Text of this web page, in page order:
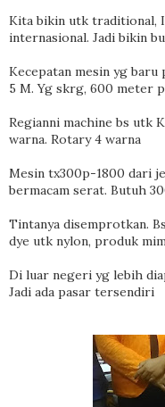
Kita bikin utk traditional,
internasional. Jadi bikin
Kecepatan mesin yg
5 M. Yg skrg, 600 meter
Regianni machine bs utk
warna. Rotary 4 warna
Mesin tx300p-1800 dari
bermacam serat. Butuh
Tintanya disemprotkan.
dye utk nylon, produk
Di luar negeri yg lebih
Jadi ada pasar tersendiri